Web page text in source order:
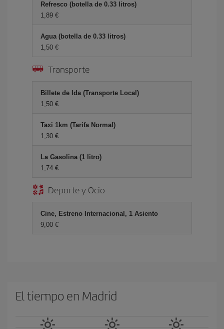
Refresco (botella de 0.33 litros)
1,89 €
Agua (botella de 0.33 litros)
1,50 €
Transporte
Billete de Ida (Transporte Local)
1,50 €
Taxi 1km (Tarifa Normal)
1,30 €
La Gasolina (1 litro)
1,74 €
Deporte y Ocio
Cine, Estreno Internacional, 1 Asiento
9,00 €
El tiempo en Madrid